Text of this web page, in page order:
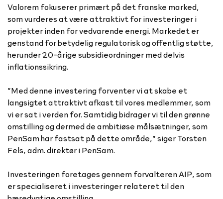
Valorem fokuserer primært på det franske marked,
som vurderes at være attraktivt for investeringer i
projekter inden for vedvarende energi. Markedet er
genstand for betydelig regulatorisk og offentlig støtte,
herunder 20-årige subsidieordninger med delvis
inflationssikring.
”Med denne investering forventer vi at skabe et
langsigtet attraktivt afkast til vores medlemmer, som
vi er sat i verden for. Samtidig bidrager vi til den grønne
omstilling og dermed de ambitiøse målsætninger, som
PenSam har fastsat på dette område,” siger Torsten
Fels, adm. direktør i PenSam.
Investeringen foretages gennem forvalteren AIP, som
er specialiseret i investeringer relateret til den